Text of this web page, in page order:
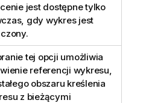
jest dostępne tylko
gdy wykres jest
tej opcji umożliwia
referencji wykresu,
obszaru kreślenia
z bieżącymi